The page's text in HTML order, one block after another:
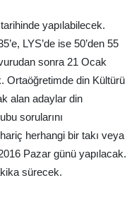
yapılabilecek.
LYS’de ise 50’den 55
sonra 21 Ocak
Ortaöğretimde din Kültürü
alan adaylar din
sorularını
herhangi bir takı veya
Pazar günü yapılacak.
sürecek.